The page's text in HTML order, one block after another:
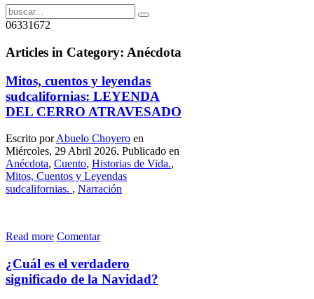
06331672
Articles in Category: Anécdota
Mitos, cuentos y leyendas
sudcalifornias: LEYENDA
DEL CERRO ATRAVESADO
Escrito porAbuelo Choyero en
Miércoles, 29 Abril 2026. Publicado en
Anécdota, Cuento, Historias de Vida.,
Mitos, Cuentos y Leyendas
sudcalifornias. , Narración
Read more Comentar
¿Cuál es el verdadero
significado de la Navidad?